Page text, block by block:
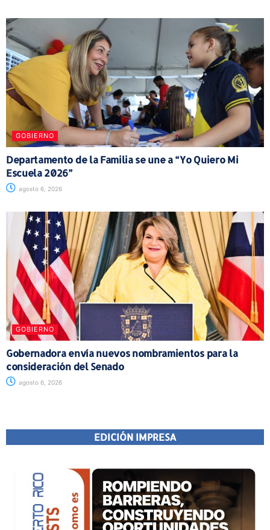
GOBIERNO
Departamento de la Familia se une a “Yo Quiero Mi
Escuela 2026”
agosto 6, 2026
GOBIERNO
Gobernadora envía nuevos nombramientos para la
consideración del Senado
agosto 6, 2026
EDICIÓN IMPRESA